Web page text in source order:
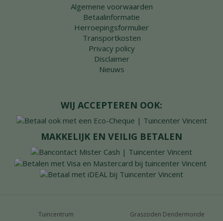
Algemene voorwaarden
Betaalinformatie
Herroepingsformulier
Transportkosten
Privacy policy
Disclaimer
Nieuws
WIJ ACCEPTEREN OOK:
MAKKELIJK EN VEILIG BETALEN
Tuincentrum Graszoden Dendermonde